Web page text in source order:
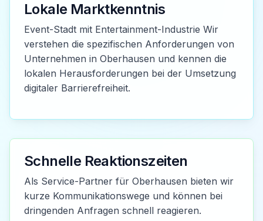
Lokale Marktkenntnis
Event-Stadt mit Entertainment-Industrie Wir
verstehen die spezifischen Anforderungen von
Unternehmen in Oberhausen und kennen die
lokalen Herausforderungen bei der Umsetzung
digitaler Barrierefreiheit.
Schnelle Reaktionszeiten
Als Service-Partner für Oberhausen bieten wir
kurze Kommunikationswege und können bei
dringenden Anfragen schnell reagieren.